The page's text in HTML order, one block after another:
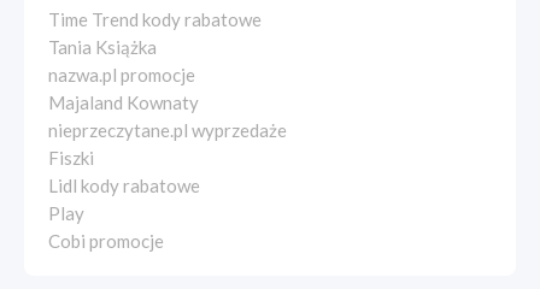
Time Trend kody rabatowe
Tania Książka
nazwa.pl promocje
Majaland Kownaty
nieprzeczytane.pl wyprzedaże
Fiszki
Lidl kody rabatowe
Play
Cobi promocje